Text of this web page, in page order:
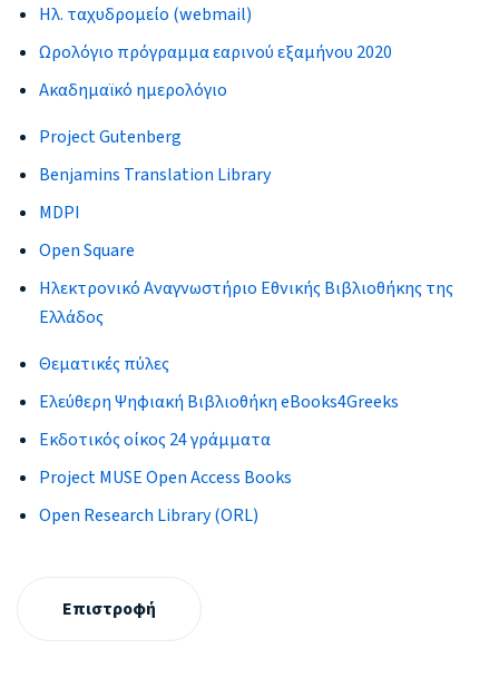
Ηλ. ταχυδρομείο (webmail)
Ωρολόγιο πρόγραμμα εαρινού εξαμήνου 2020
Ακαδημαϊκό ημερολόγιο
Project Gutenberg
Benjamins Translation Library
MDPI
Open Square
Ηλεκτρονικό Αναγνωστήριο Εθνικής Βιβλιοθήκης της
Ελλάδος
Θεματικές πύλες
Ελεύθερη Ψηφιακή Βιβλιοθήκη eBooks4Greeks
Εκδοτικός οίκος 24 γράμματα
Project MUSE Open Access Books
Open Research Library (ORL)
Επιστροφή